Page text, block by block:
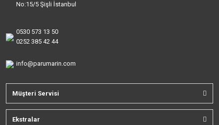
No:15/5 Şişli İstanbul
0530 573 13 50
0252 385 42 44
info@parumarin.com
Müşteri Servisi
Ekstralar